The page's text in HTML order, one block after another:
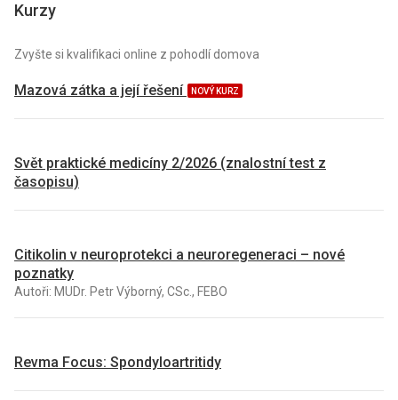
Kurzy
Zvyšte si kvalifikaci online z pohodlí domova
Mazová zátka a její řešení NOVÝ KURZ
Svět praktické medicíny 2/2026 (znalostní test z
časopisu)
Citikolin v neuroprotekci a neuroregeneraci – nové
poznatky
Autoři: MUDr. Petr Výborný, CSc., FEBO
Revma Focus: Spondyloartritidy